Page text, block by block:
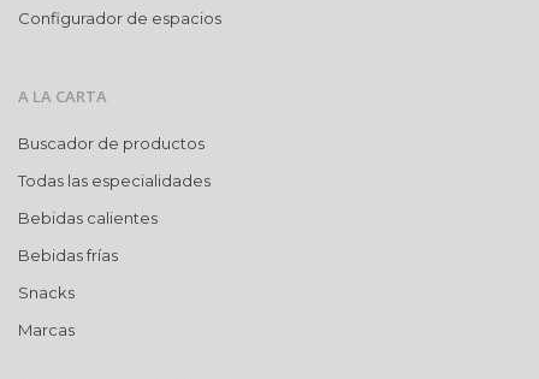
Configurador de espacios
A LA CARTA
Buscador de productos
Todas las especialidades
Bebidas calientes
Bebidas frías
Snacks
Marcas